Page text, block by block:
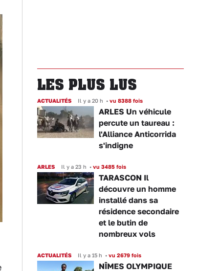
LES PLUS LUS
ACTUALITÉS Il y a 20 h • vu 8388 fois
ARLES Un véhicule
percute un taureau :
l'Alliance Anticorrida
s'indigne
ARLES Il y a 23 h • vu 3485 fois
TARASCON Il
découvre un homme
installé dans sa
résidence secondaire
et le butin de
nombreux vols
ACTUALITÉS Il y a 15 h • vu 2679 fois
NÎMES OLYMPIQUE